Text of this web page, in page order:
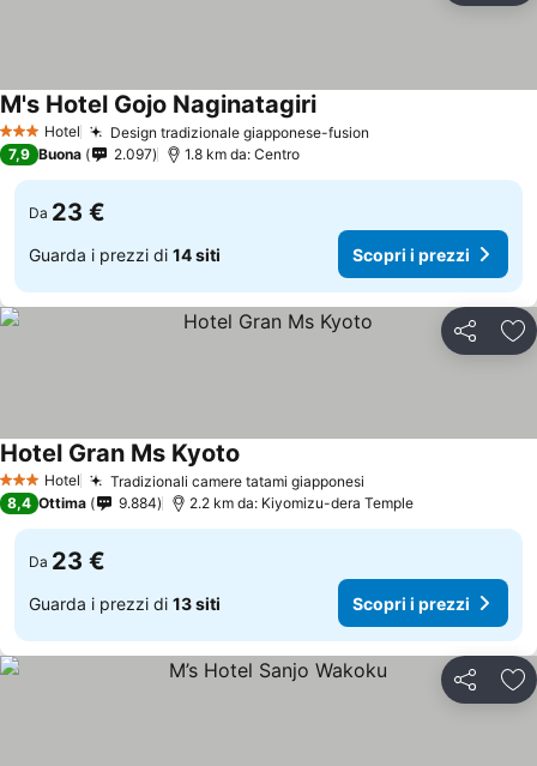
3 StelleHotel Design tradizionale giapponese-fusion
M's Hotel Gojo Naginatagiri
7,9 Buona 2.097 1.8 km da: Centro
Da 23 €
Guarda i prezzi di 14 siti Scopri i prezzi
Condividi
3 StelleHotel Tradizionali camere tatami giapponesi
Hotel Gran Ms Kyoto
8,4 Ottima 9.884 2.2 km da: Kiyomizu-dera Temple
Da 23 €
Guarda i prezzi di 13 siti Scopri i prezzi
Condividi